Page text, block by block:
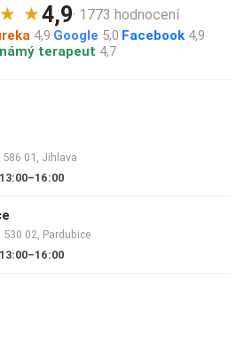
★ ★4,9· 1773 hodnocení
4,9·Google 5,0·Facebook 4,9·
terapeut 4,7
01, Jihlava
02, Pardubice